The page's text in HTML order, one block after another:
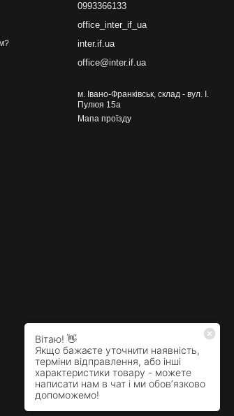
0993366133
office_inter_if_ua
inter.if.ua
office@inter.if.ua
м. Івано-Франківськ, склад - вул. І.
Пулюя 15а
Мапа проїзду